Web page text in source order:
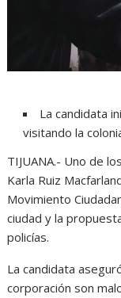
La candidata
visitando la
TIJUANA.- Uno de
Karla Ruiz
Movimiento
ciudad y la
policías.
La candidata
corporación son